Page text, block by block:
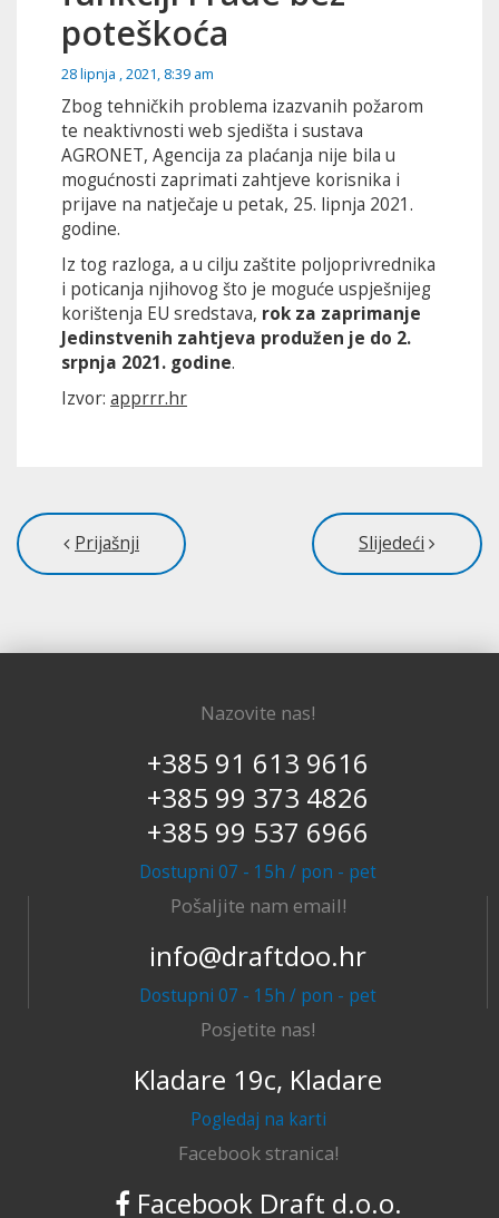
poteškoća
28 lipnja , 2021, 8:39 am
Zbog tehničkih problema izazvanih požarom
te neaktivnosti web sjedišta i sustava
AGRONET, Agencija za plaćanja nije bila u
mogućnosti zaprimati zahtjeve korisnika i
prijave na natječaje u petak, 25. lipnja 2021.
godine.
Iz tog razloga, a u cilju zaštite poljoprivrednika
i poticanja njihovog što je moguće uspješnijeg
korištenja EU sredstava, rok za zaprimanje
Jedinstvenih zahtjeva produžen je do 2.
srpnja 2021. godine.
Izvor: apprrr.hr
Prijašnji Slijedeći
Nazovite nas!
+385 91 613 9616
+385 99 373 4826
+385 99 537 6966
Dostupni 07 - 15h / pon - pet
Pošaljite nam email!
info@draftdoo.hr
Dostupni 07 - 15h / pon - pet
Posjetite nas!
Kladare 19c, Kladare
Pogledaj na karti
Facebook stranica!
Facebook Draft d.o.o.